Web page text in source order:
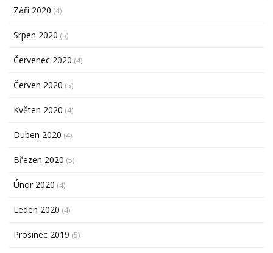
Září 2020 (4)
Srpen 2020 (5)
Červenec 2020 (4)
Červen 2020 (5)
Květen 2020 (4)
Duben 2020 (4)
Březen 2020 (5)
Únor 2020 (4)
Leden 2020 (4)
Prosinec 2019 (5)